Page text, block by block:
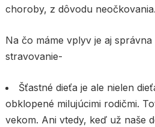
choroby, z dôvodu neočkovania.
Na čo máme vplyv je aj
stravovanie-
Šťastné dieťa je ale nielen
obklopené milujúcimi rodičmi.
vekom. Ani vtedy, keď už naše